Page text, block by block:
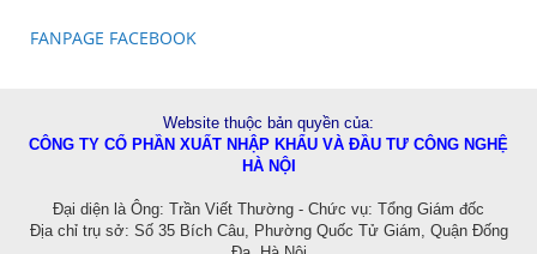
FANPAGE FACEBOOK
Website thuộc bản quyền của:
CÔNG TY CỔ PHẦN XUẤT NHẬP KHẨU VÀ ĐẦU TƯ CÔNG NGHỆ
HÀ NỘI
Đại diện là Ông: Trần Viết Thường - Chức vụ: Tổng Giám đốc
Địa chỉ trụ sở: Số 35 Bích Câu, Phường Quốc Tử Giám, Quận Đống